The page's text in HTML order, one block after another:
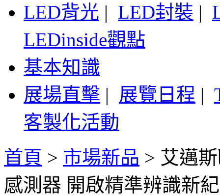
LED背光 | LED封裝 |
LEDinside觀點
基本知識
展場直擊 | 展覽日程 |
客製化活動
首頁 > 市場新品 > 艾邁
感測器 開啟精準辨識新